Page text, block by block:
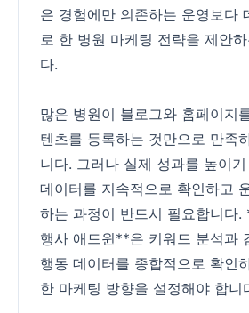
은 경험에만 의존하는 운영보다
로 한 병원 마케팅 전략을 제안
다.
많은 병원이 블로그와 홈페이지
텐츠를 등록하는 것만으로 만족
니다. 그러나 실제 성과를 높이
데이터를 지속적으로 확인하고
하는 과정이 반드시 필요합니다.
행사 애드윈**은 키워드 분석과
행동 데이터를 종합적으로 확인
한 마케팅 방향을 설정해야 합니